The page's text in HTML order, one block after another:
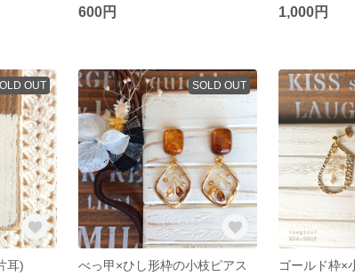
600円 1,000円
OUT
耳)
SOLD OUT
べっ甲×ひし形枠の小枝ピアス ゴールド枠×